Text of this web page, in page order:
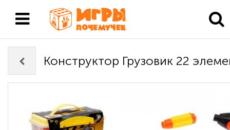
Конструктор Грузовик 22